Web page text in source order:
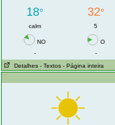
18° 32°
calm 5
NO O
-
-
Detalhes - Textos - Página inteira